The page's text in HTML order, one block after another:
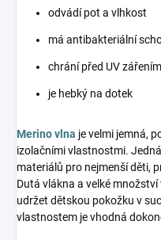
odvádí pot a vlhkost
má antibakteriální
chrání před UV zářením
je hebký na dotek
Merino vlna je velmi jemná,
izolačními vlastnostmi.
materiálů pro nejmenší děti,
Dutá vlákna a velké
udržet dětskou pokožku v
vlastnostem je vhodná